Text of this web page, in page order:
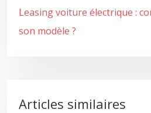
Leasing voiture électrique :
son modèle ?
Articles similaires